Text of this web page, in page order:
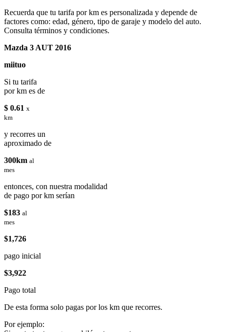
Recuerda que tu tarifa por km es personalizada y depende de
factores como: edad, género, tipo de garaje y modelo del auto.
Consulta términos y condiciones.
Mazda 3 AUT 2016
miituo
Si tu tarifa
por km es de
$ 0.61 x
km
y recorres un
aproximado de
300km al
mes
entonces, con nuestra modalidad
de pago por km serían
$183 al
mes
$1,726
pago inicial
$3,922
Pago total
De esta forma solo pagas por los km que recorres.
Por ejemplo: